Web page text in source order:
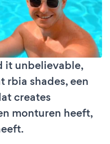
it unbelievable,
rbia shades, een
creates
monturen heeft,